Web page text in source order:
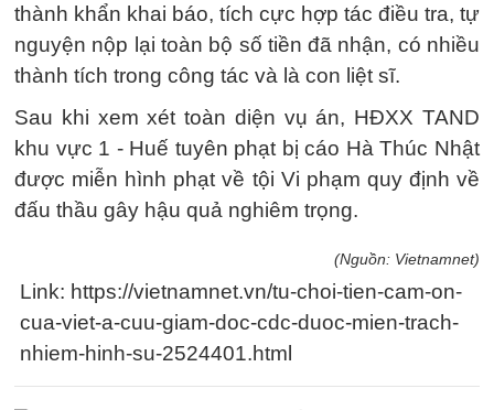
thành khẩn khai báo, tích cực hợp tác điều tra, tự
nguyện nộp lại toàn bộ số tiền đã nhận, có nhiều
thành tích trong công tác và là con liệt sĩ.
Sau khi xem xét toàn diện vụ án, HĐXX TAND
khu vực 1 - Huế tuyên phạt bị cáo Hà Thúc Nhật
được miễn hình phạt về tội Vi phạm quy định về
đấu thầu gây hậu quả nghiêm trọng.
(Nguồn: Vietnamnet)
Link: https://vietnamnet.vn/tu-choi-tien-cam-on-
cua-viet-a-cuu-giam-doc-cdc-duoc-mien-trach-
nhiem-hinh-su-2524401.html